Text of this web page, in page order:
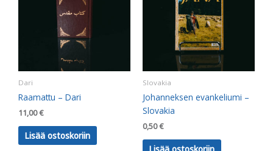
Dari
Raamattu – Dari
11,00€
Lisää ostoskoriin
Slovakia
Johanneksen evankeliumi –
Slovakia
0,50€